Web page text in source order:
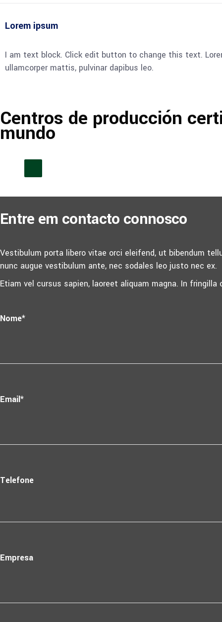
Lorem ipsum
I am text block. Click edit button to change this text.
ullamcorper mattis, pulvinar dapibus leo.
Centros de producción
mundo
Watch the Video
Entre em contacto connosco
Vestibulum porta libero vitae orci eleifend, ut bibendum
nunc augue vestibulum ante, nec sodales leo justo nec ex.
Etiam vel cursus sapien, laoreet aliquam magna. In
Nome*
Email*
Telefone
Empresa